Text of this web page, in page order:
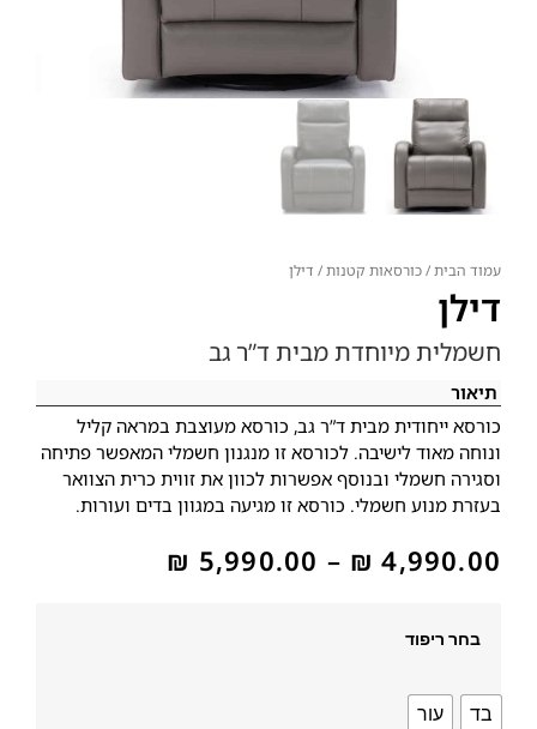
עמוד הבית/כורסאות קטנות/ דילן
דילן
חשמלית מיוחדת מבית ד”ר גב
תיאור
כורסא ייחודית מבית ד”ר גב, כורסא מעוצבת במראה קליל
ונוחה מאוד לישיבה. לכורסא זו מנגנון חשמלי המאפשר פתיחה
וסגירה חשמלי ובנוסף אפשרות לכוון את זווית כרית הצוואר
בעזרת מנוע חשמלי. כורסא זו מגיעה במגוון בדים ועורות.
₪ 4,990.00
–
₪ 5,990.00
בחר ריפוד
בד עור